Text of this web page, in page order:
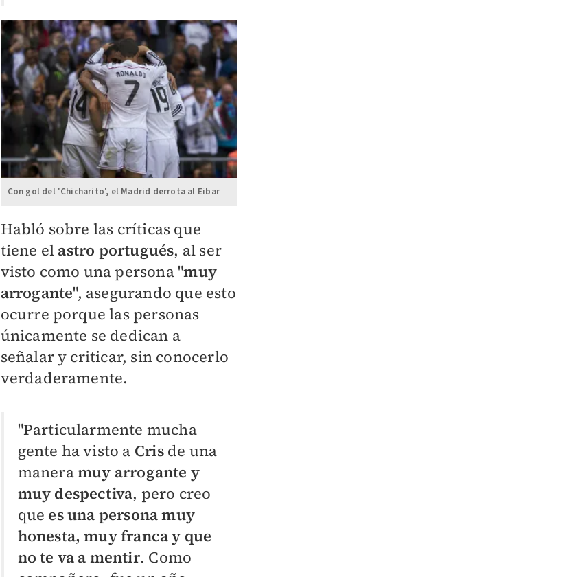
Con gol del 'Chicharito', el Madrid derrota al Eibar
Habló sobre las críticas que
tiene el astro portugués, al ser
visto como una persona "muy
arrogante", asegurando que esto
ocurre porque las personas
únicamente se dedican a
señalar y criticar, sin conocerlo
verdaderamente.
"Particularmente mucha
gente ha visto a Crisde una
maneramuy arrogante y
muy despectiva, pero creo
que es una persona muy
honesta, muy franca y que
no te va a mentir. Como